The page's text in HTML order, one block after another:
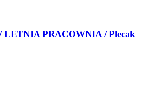
PRACOWNIA / Plecak